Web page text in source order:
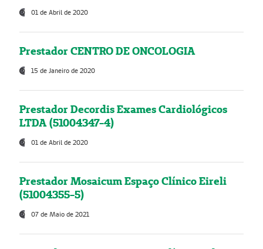
01 de Abril de 2020
Prestador CENTRO DE ONCOLOGIA
15 de Janeiro de 2020
Prestador Decordis Exames Cardiológicos
LTDA (51004347-4)
01 de Abril de 2020
Prestador Mosaicum Espaço Clínico Eireli
(51004355-5)
07 de Maio de 2021